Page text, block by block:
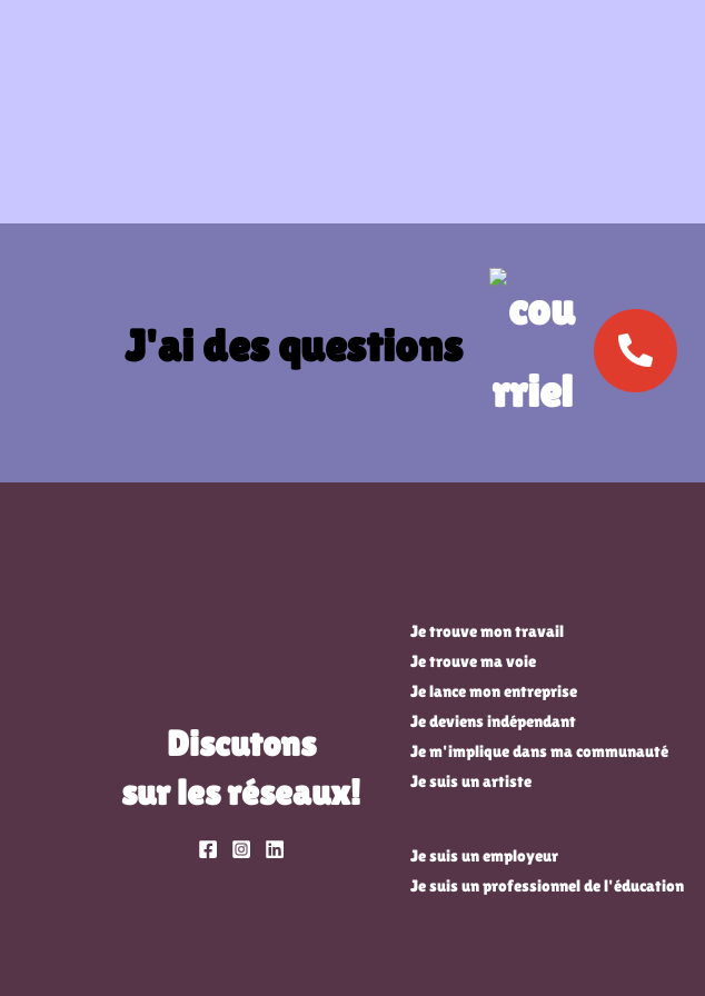
J'ai des questions
Discutons
sur les réseaux!
Je trouve mon travail
Je trouve ma voie
Je lance mon entreprise
Je deviens indépendant
Je m'implique dans ma communauté
Je suis un artiste
Je suis un employeur
Je suis un professionnel de l'éducation